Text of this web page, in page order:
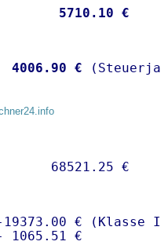
5710.10 €
4006.90 €
€ (Klasse I)
€